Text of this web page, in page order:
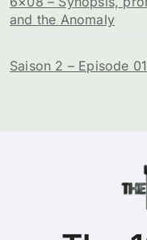
Premier poster et
Finale – Praimfaya
Saison 2 – Episode